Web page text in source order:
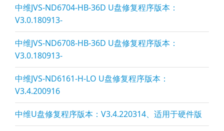
中维JVS-ND6704-HB-36D U盘修复程序版本：
V3.0.180913-
中维JVS-ND6708-HB-36D U盘修复程序版本：
V3.0.180913-
中维JVS-ND6161-H-LO U盘修复程序版本：
V3.4.200916
中维U盘修复程序版本：V3.4.220314、适用于硬件版